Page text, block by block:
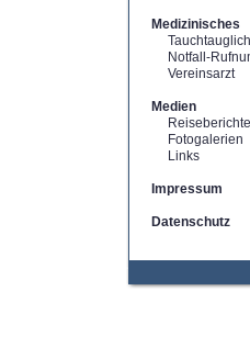
Medizinisches
Notfall-
Vereinsarzt
Medien
Reiseberichte
Fotogalerien
Links
Impressum
Datenschutz